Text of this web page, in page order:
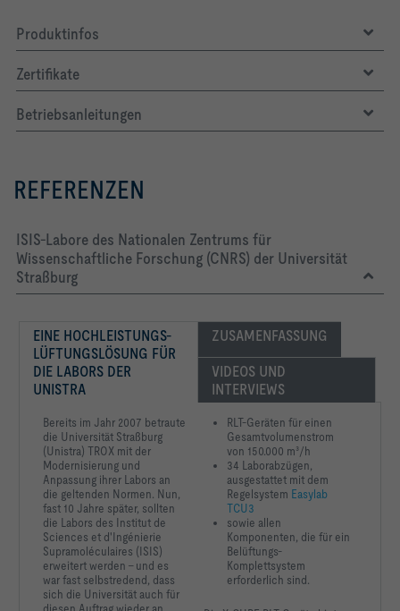
Produktinfos
Zertifikate
Betriebsanleitungen
REFERENZEN
ISIS-Labore des Nationalen Zentrums für
Wissenschaftliche Forschung (CNRS) der Universität
Straßburg
EINE HOCHLEISTUNGS-
LÜFTUNGSLÖSUNG FÜR
DIE LABORS DER
UNISTRA
ZUSAMENFASSUNG
VIDEOS UND
INTERVIEWS
Bereits im Jahr 2007 betraute
die Universität Straßburg
(Unistra) TROX mit der
Modernisierung und
Anpassung ihrer Labors an
die geltenden Normen. Nun,
fast 10 Jahre später, sollten
die Labors des Institut de
Sciences et d'Ingénierie
Supramoléculaires (ISIS)
erweitert werden – und es
war fast selbstredend, dass
sich die Universität auch für
RLT-Geräten für einen
Gesamtvolumenstrom
von 150.000 m³/h
34 Laborabzügen,
ausgestattet mit dem
Regelsystem Easylab
TCU3
sowie allen
Komponenten, die für ein
Belüftungs-
Komplettsystem
erforderlich sind.